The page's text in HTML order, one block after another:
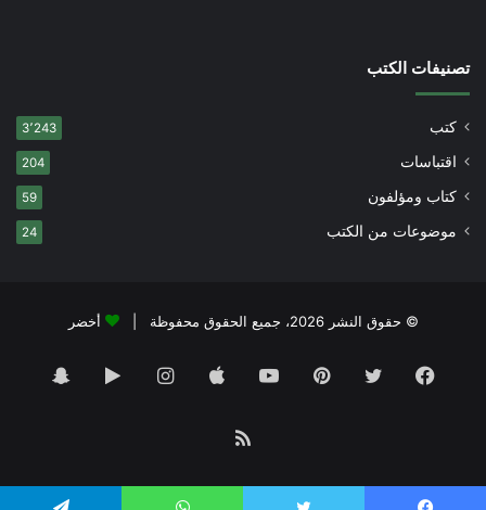
تصنيفات الكتب
كتب 3٬243
اقتباسات 204
كتاب ومؤلفون 59
موضوعات من الكتب 24
© حقوق النشر 2026، جميع الحقوق محفوظة | أخضر
فيسبوك تويتر بينتيريستيوتيوب انستقرام‏Google
ملخص
الموقع